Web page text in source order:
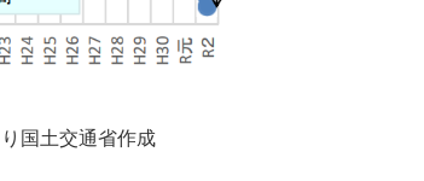
国土交通省作成